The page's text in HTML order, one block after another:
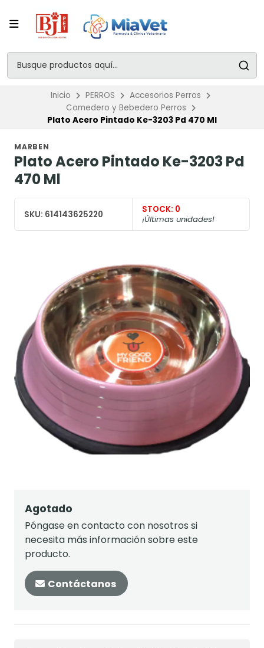
Inicio PERROS
Accesorios Perros
Comedero y Bebedero Perros
Plato Acero Pintado Ke-3203 Pd 470 Ml
MARBEN
Plato Acero Pintado Ke-3203 Pd
470 Ml
SKU: 614143625220 STOCK: 0
¡Últimas unidades!
Agotado
Póngase en contacto con nosotros si
necesita más información sobre este
producto.
Contáctanos